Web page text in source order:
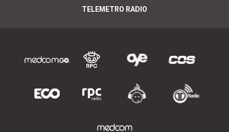
TELEMETRO RADIO